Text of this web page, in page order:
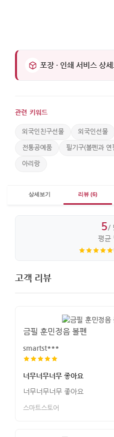
포장 · 인쇄 서비스 상세
관련 키워드
외국인친구선물 외국인선물
전통공예품 필기구(볼펜과 연
아리랑
상세보기 리뷰 (6)
5/
평균
고객 리뷰
금필 훈민정음 볼펜
smartst***
너무너무너무 좋아요
너무너무너무 좋아요
스마트스토어